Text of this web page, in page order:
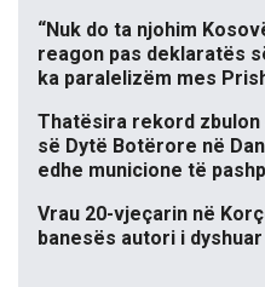
“Nuk do ta njohim
reagon pas deklaratës
ka paralelizëm mes
Thatësira rekord
së Dytë Botërore në
edhe municione të
Vrau 20-vjeçarin në
banesës autori i